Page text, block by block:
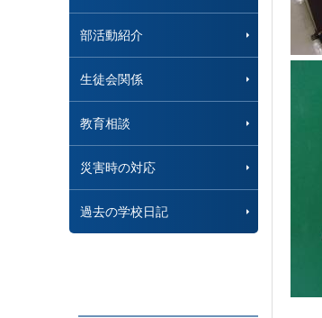
部活動紹介
生徒会関係
教育相談
災害時の対応
過去の学校日記